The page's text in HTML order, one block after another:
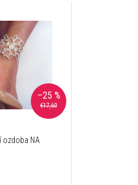
€17,60
–25 %
ozdoba NA